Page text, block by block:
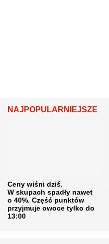
NAJPOPULARNIEJSZE
Ceny wiśni dziś.
W skupach spadły nawet
o 40%. Część punktów
przyjmuje owoce tylko do
13:00